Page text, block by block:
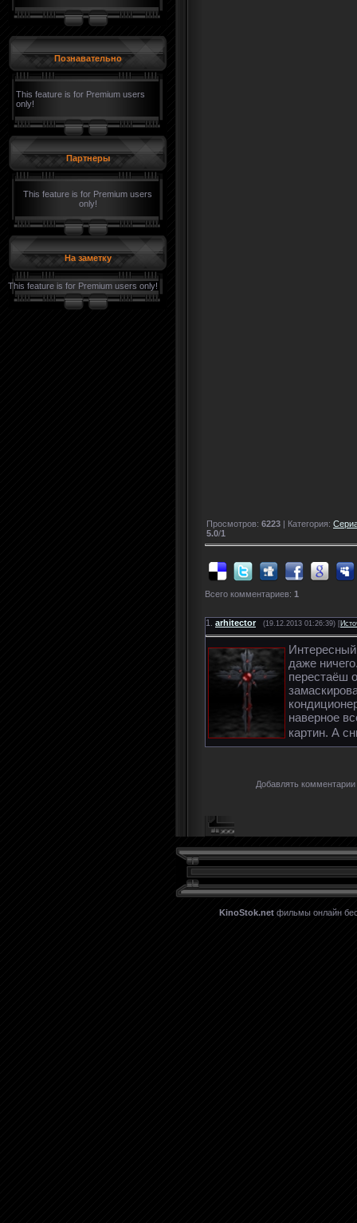
Познавательно
This feature is for Premium users
only!
Партнеры
This feature is for Premium users
only!
На заметку
This feature is for Premium users only!
Просмотров: 6223 | Категория:
5.0/1
Всего комментариев: 1
1. arhitector (19.12.2013 01:26:39) [
даже
перестаёш
наверное
картин. А
Добавлять комментарии
KinoStok.netфильмы онлайн